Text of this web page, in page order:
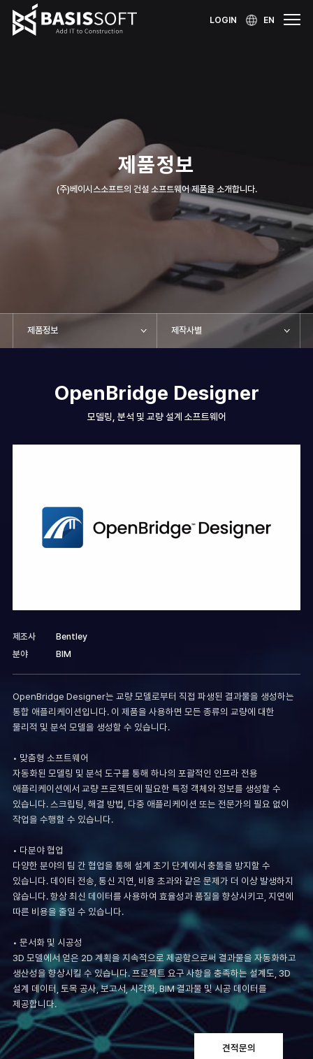
LOGIN EN
제품정보
(주)베이시스소프트의 건설 소프트웨어 제품을 소개합니다.
제품정보 제작사별
OpenBridge Designer
모델링, 분석 및 교량 설계 소프트웨어
제조사
Bentley
분야
BIM
OpenBridge Designer는 교량 모델로부터 직접 파생된 결과물을 생성하는
통합 애플리케이션입니다. 이 제품을 사용하면 모든 종류의 교량에 대한
물리적 및 분석 모델을 생성할 수 있습니다.
• 맞춤형 소프트웨어
자동화된 모델링 및 분석 도구를 통해 하나의 포괄적인 인프라 전용
애플리케이션에서 교량 프로젝트에 필요한 특정 객체와 정보를 생성할 수
있습니다. 스크립팅, 해결 방법, 다중 애플리케이션 또는 전문가의 필요 없이
작업을 수행할 수 있습니다.
• 다분야 협업
다양한 분야의 팀 간 협업을 통해 설계 초기 단계에서 충돌을 방지할 수
있습니다. 데이터 전송, 통신 지연, 비용 초과와 같은 문제가 더 이상 발생하지
않습니다. 항상 최신 데이터를 사용하여 효율성과 품질을 향상시키고, 지연에
따른 비용을 줄일 수 있습니다.
• 문서화 및 시공성
3D 모델에서 얻은 2D 계획을 지속적으로 제공함으로써 결과물을 자동화하고
생산성을 향상시킬 수 있습니다. 프로젝트 요구 사항을 충족하는 설계도, 3D
설계 데이터, 토목 공사, 보고서, 시각화, BIM 결과물 및 시공 데이터를
제공합니다.
견적문의